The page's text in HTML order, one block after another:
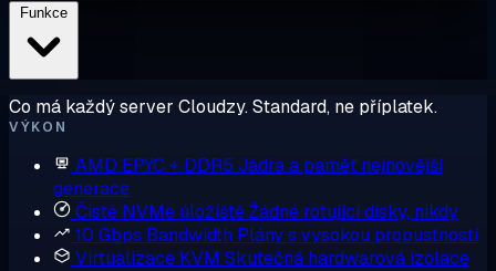
Co má každý server Cloudzy. Standard, ne příplatek.
VÝKON
AMD EPYC + DDR5 Jádra a paměť nejnovější
generace
Čisté NVMe úložištěŽádné rotující disky, nikdy
10 Gbps Bandwidth Plány s vysokou propustností
Virtualizace KVM Skutečná hardwarová izolace